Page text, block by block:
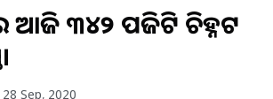
ଆଜି ୩୪୨ ପଜିଟିଭ ଚିହ୍ନଟ
28 Sep, 2020